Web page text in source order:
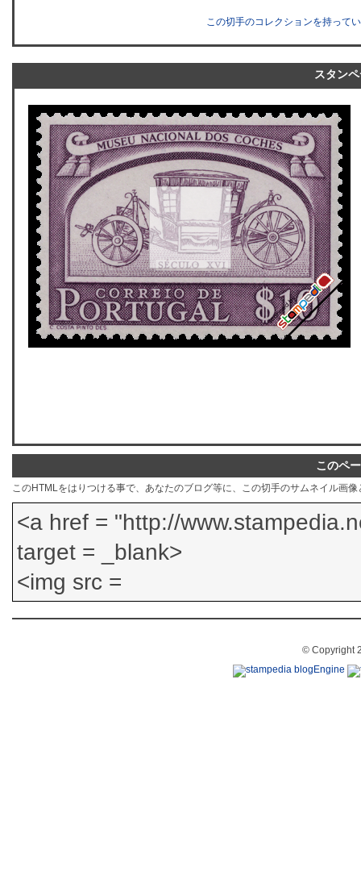
この切手のコレクションを持って
スタン
このペ
このHTMLをはりつける事で、あなたのブログ等に、この切手のサムネイル画
© Copyright